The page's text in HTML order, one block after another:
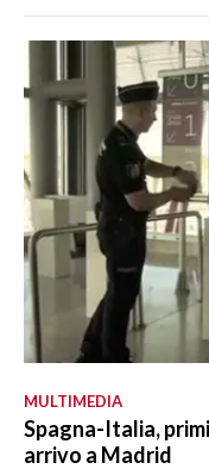
MULTIMEDIA
Spagna-Italia,
arrivo a Madrid